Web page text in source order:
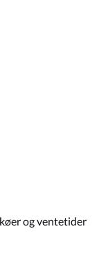
og ventetider